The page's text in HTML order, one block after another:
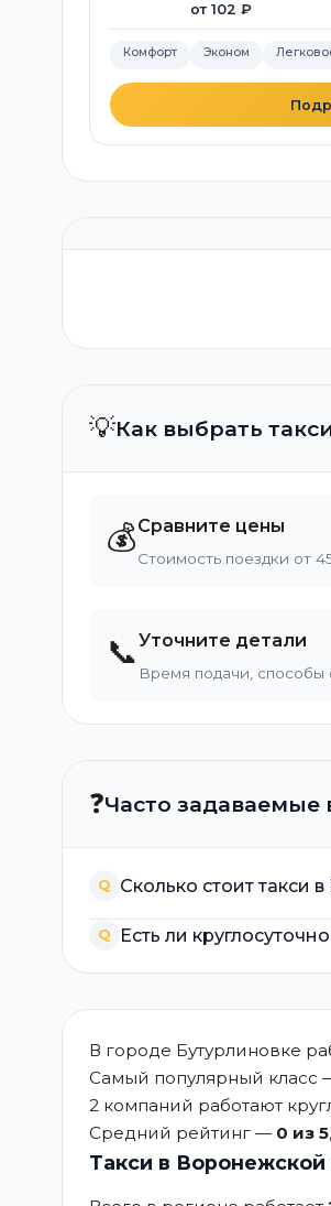
от 102 ₽
Комфорт Эконом
💡Как выбрать
💰Сравните цены
Стоимость поездки от
📞Уточните детали
Время подачи, способы
❓Часто задаваемые
Q Сколько стоит такси
Q Есть ли
В городе Бутурлиновке
Самый популярный класс
2 компаний работают
Средний рейтинг — 0 из 5
Такси в Воронежской